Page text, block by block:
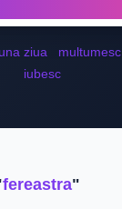
ziua multumesc
iubesc
fereastra"